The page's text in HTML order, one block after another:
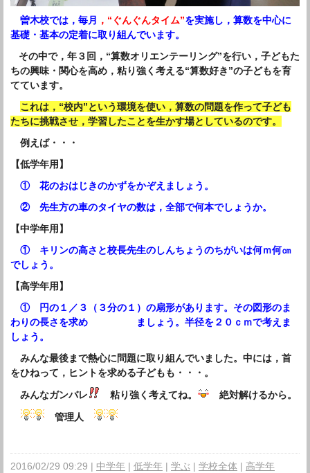
曽木校では，毎月 ，“ぐんぐんタイム”を実施し，算数を中心に
基礎・基本の定着に取り組んでいます。
その中で，年３回，“算数オリエンテーリング”を行い，子どもた
ちの興味・関心を高め，粘り強く考える“算数好き”の子どもを育
てています。
これは，“校内”という環境を使い，算数の問題を作って子ども
たちに挑戦させ，学習したことを生かす場としているのです。
例えば・・・
【低学年用】
① 花のおはじきのかずをかぞえましょう。
② 先生方の車のタイヤの数は，全部で何本でしょうか。
【中学年用】
① キリンの高さと校長先生のしんちょうのちがいは何ｍ何㎝
でしょう。
【高学年用】
① 円の１／３（３分の１）の扇形があります。その図形のま
わりの長さを求め ましょう。半径を２０ｃｍで考えま
しょう。
みんな最後まで熱心に問題に取り組んでいました。中には，首
をひねって，ヒントを求める子どもも・・・。
みんなガンバレ
粘り強く考えてね。
絶対解けるから。
管理人
2016/02/29 09:29 中学年 低学年 学ぶ 学校全体 高学年